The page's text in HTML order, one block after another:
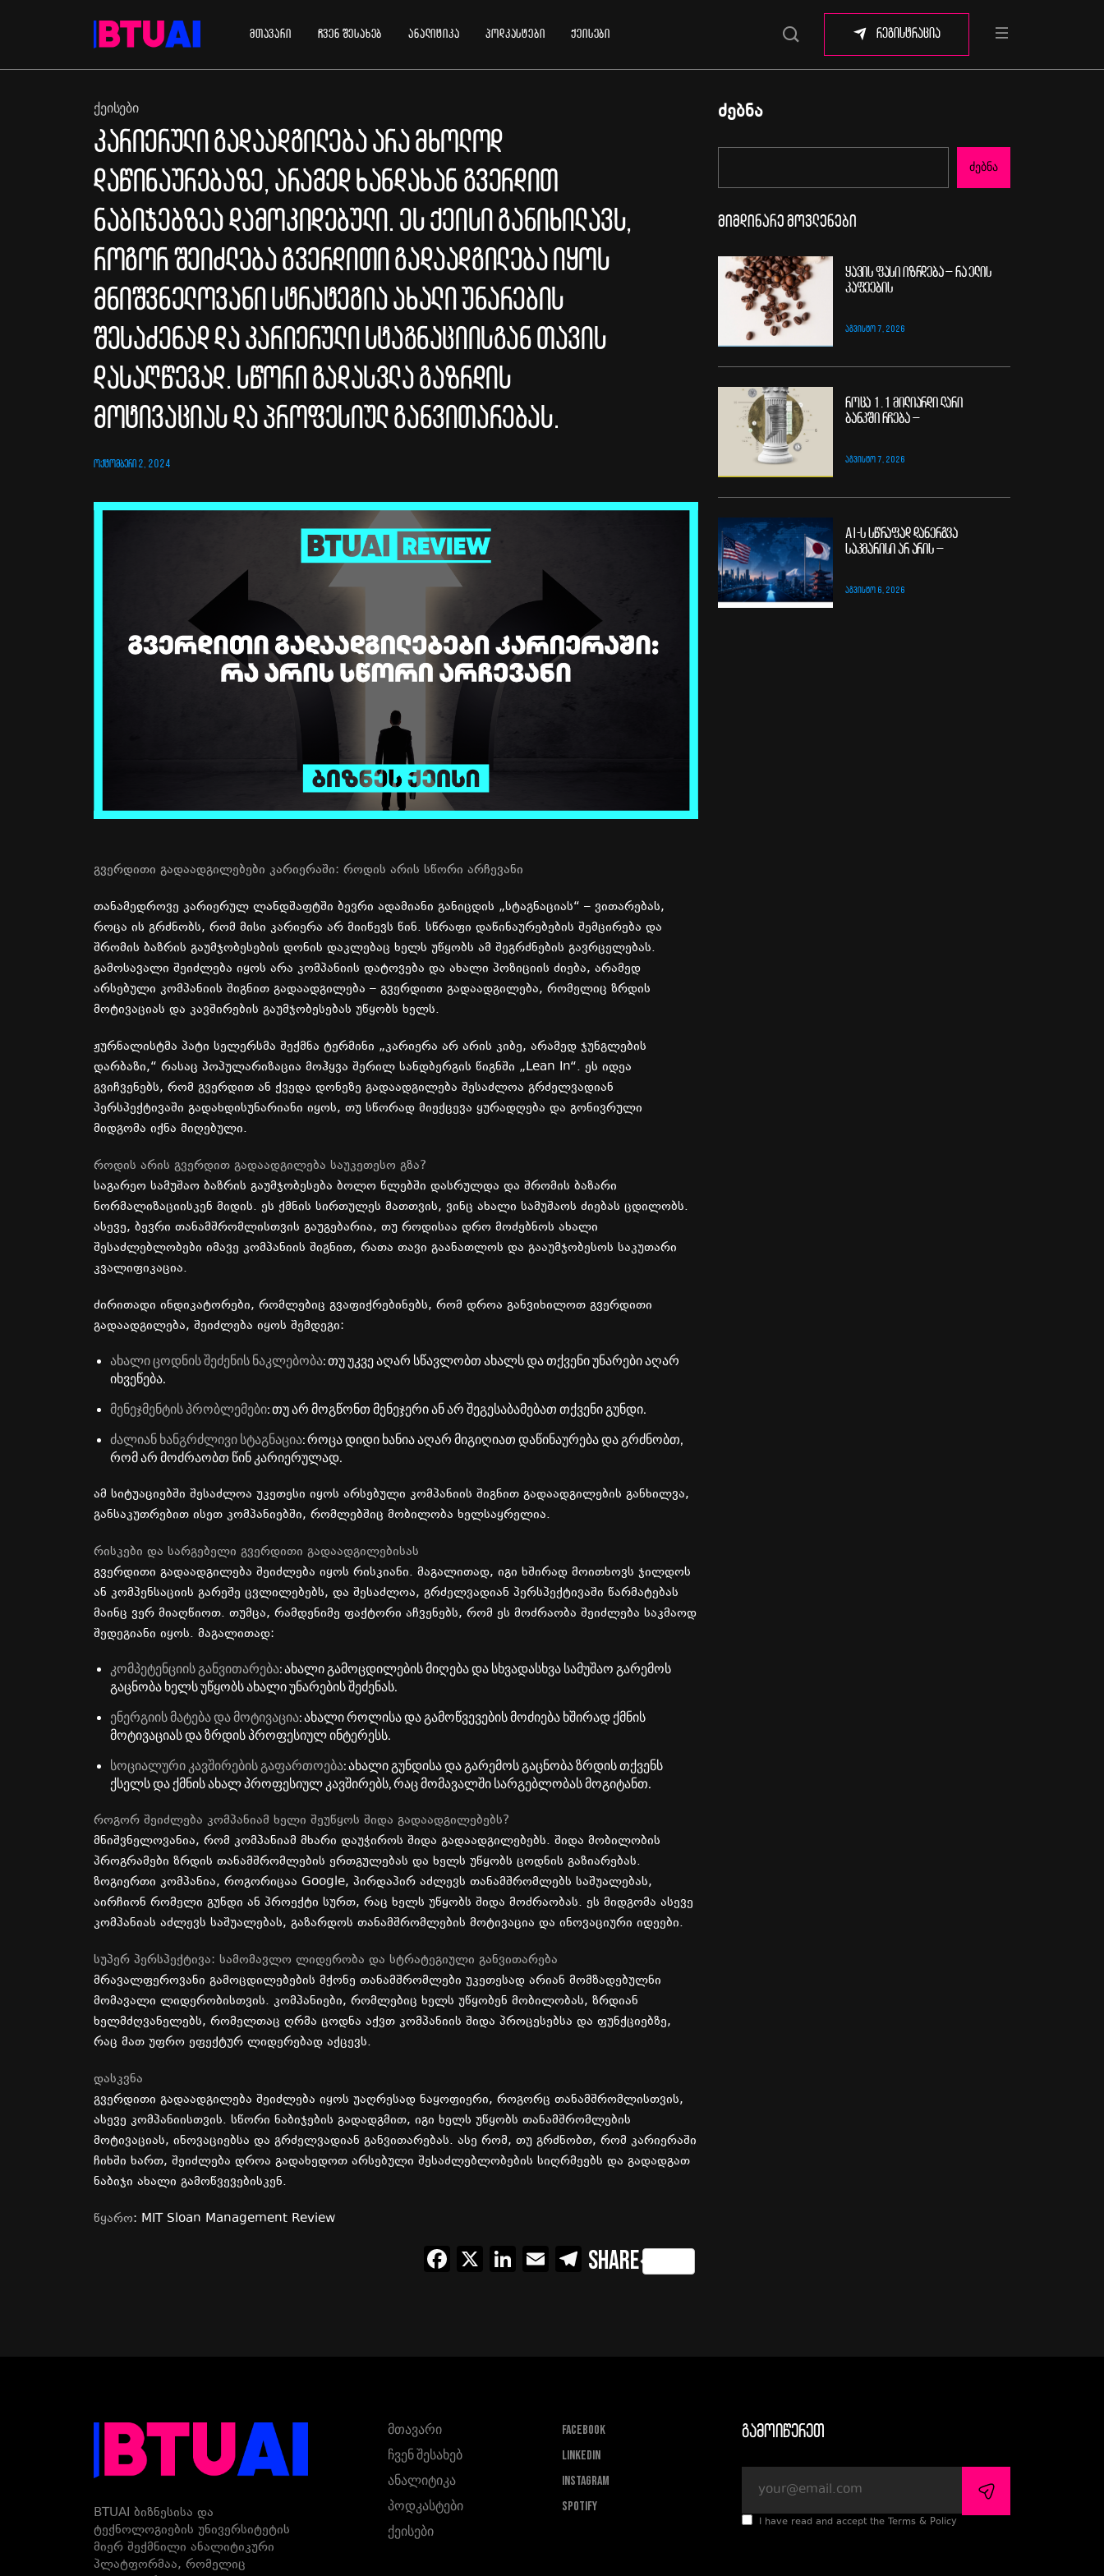
მთავარი ჩვენ შესახებ ანალიტიკა პოდკასტები ქეისები რეგისტრაცია
ᲥᲔᲘᲡᲔᲑᲘ
კარიერული გადაადგილება არა მხოლოდ
დაწინაურებაზე, არამედ ხანდახან გვერდით
ნაბიჯებზეა დამოკიდებული. ეს ქეისი განიხილავს,
როგორ შეიძლება გვერდითი გადაადგილება იყოს
მნიშვნელოვანი სტრატეგია ახალი უნარების
შესაძენად და კარიერული სტაგნაციისგან თავის
დასაღწევად. სწორი გადასვლა გაზრდის
მოტივაციას და პროფესიულ განვითარებას.
ᲝᲥᲢᲝᲛᲑᲔᲠᲘ 2, 2024
გვერდითი გადაადგილებები კარიერაში: როდის არის სწორი არჩევანი
თანამედროვე კარიერულ ლანდშაფტში ბევრი ადამიანი განიცდის „სტაგნაციას“ – ვითარებას,
როცა ის გრძნობს, რომ მისი კარიერა არ მიიწევს წინ. სწრაფი დაწინაურებების შემცირება და
შრომის ბაზრის გაუმჯობესების დონის დაკლებაც ხელს უწყობს ამ შეგრძნების გავრცელებას.
გამოსავალი შეიძლება იყოს არა კომპანიის დატოვება და ახალი პოზიციის ძიება, არამედ
არსებული კომპანიის შიგნით გადაადგილება – გვერდითი გადაადგილება, რომელიც ზრდის
მოტივაციას და კავშირების გაუმჯობესებას უწყობს ხელს.
ჟურნალისტმა პატი სელერსმა შექმნა ტერმინი „კარიერა არ არის კიბე, არამედ ჯუნგლების
დარბაზი,“ რასაც პოპულარიზაცია მოჰყვა შერილ სანდბერგის წიგნში „Lean In“. ეს იდეა
გვიჩვენებს, რომ გვერდით ან ქვედა დონეზე გადაადგილება შესაძლოა გრძელვადიან
პერსპექტივაში გადახდისუნარიანი იყოს, თუ სწორად მიექცევა ყურადღება და გონივრული
მიდგომა იქნა მიღებული.
როდის არის გვერდით გადაადგილება საუკეთესო გზა?
საგარეო სამუშაო ბაზრის გაუმჯობესება ბოლო წლებში დასრულდა და შრომის ბაზარი
ნორმალიზაციისკენ მიდის. ეს ქმნის სირთულეს მათთვის, ვინც ახალი სამუშაოს ძიებას ცდილობს.
ასევე, ბევრი თანამშრომლისთვის გაუგებარია, თუ როდისაა დრო მოძებნოს ახალი
შესაძლებლობები იმავე კომპანიის შიგნით, რათა თავი გაანათლოს და გააუმჯობესოს საკუთარი
კვალიფიკაცია.
ძირითადი ინდიკატორები, რომლებიც გვაფიქრებინებს, რომ დროა განვიხილოთ გვერდითი
გადაადგილება, შეიძლება იყოს შემდეგი:
ახალიცოდნისშეძენის ნაკლებობა:თუუკვეაღარ სწავლობთ ახალსდათქვენიუნარებიაღარ
იხვეწება.
მენეჯმენტისპრობლემები:თუარ მოგწონთ მენეჯერიანარ შეგესაბამებათ თქვენიგუნდი.
ძალიან ხანგრძლივი სტაგნაცია:როცადიდი ხანიააღარ მიგიღიათ დაწინაურებადაგრძნობთ,
რომარ მოძრაობთ წინ კარიერულად.
ამ სიტუაციებში შესაძლოა უკეთესი იყოს არსებული კომპანიის შიგნით გადაადგილების განხილვა,
განსაკუთრებით ისეთ კომპანიებში, რომლებშიც მობილობა ხელსაყრელია.
რისკები და სარგებელი გვერდითი გადაადგილებისას
გვერდითი გადაადგილება შეიძლება იყოს რისკიანი. მაგალითად, იგი ხშირად მოითხოვს ჯილდოს
ან კომპენსაციის გარეშე ცვლილებებს, და შესაძლოა, გრძელვადიან პერსპექტივაში წარმატებას
მაინც ვერ მიაღწიოთ. თუმცა, რამდენიმე ფაქტორი აჩვენებს, რომ ეს მოძრაობა შეიძლება საკმაოდ
შედეგიანი იყოს. მაგალითად:
კომპეტენციისგანვითარება:ახალიგამოცდილებისმიღებადა სხვადასხვა სამუშაო გარემოს
გაცნობა ხელსუწყობსახალიუნარებისშეძენას.
ენერგიისმატებადამოტივაცია:ახალიროლისადაგამოწვევებისმოძიება ხშირად ქმნის
მოტივაციასდაზრდისპროფესიულინტერესს.
სოციალური კავშირებისგაფართოება:ახალიგუნდისადაგარემოსგაცნობაზრდისთქვენს
ქსელსდა ქმნისახალპროფესიულ კავშირებს,რაცმომავალში სარგებლობასმოგიტანთ.
როგორ შეიძლება კომპანიამ ხელი შეუწყოს შიდა გადაადგილებებს?
მნიშვნელოვანია, რომ კომპანიამ მხარი დაუჭიროს შიდა გადაადგილებებს. შიდა მობილობის
პროგრამები ზრდის თანამშრომლების ერთგულებას და ხელს უწყობს ცოდნის გაზიარებას.
ზოგიერთი კომპანია, როგორიცაა Google, პირდაპირ აძლევს თანამშრომლებს საშუალებას,
აირჩიონ რომელი გუნდი ან პროექტი სურთ, რაც ხელს უწყობს შიდა მოძრაობას. ეს მიდგომა ასევე
კომპანიას აძლევს საშუალებას, გაზარდოს თანამშრომლების მოტივაცია და ინოვაციური იდეები.
სუპერ პერსპექტივა: სამომავლო ლიდერობა და სტრატეგიული განვითარება
მრავალფეროვანი გამოცდილებების მქონე თანამშრომლები უკეთესად არიან მომზადებულნი
მომავალი ლიდერობისთვის. კომპანიები, რომლებიც ხელს უწყობენ მობილობას, ზრდიან
ხელმძღვანელებს, რომელთაც ღრმა ცოდნა აქვთ კომპანიის შიდა პროცესებსა და ფუნქციებზე,
რაც მათ უფრო ეფექტურ ლიდერებად აქცევს.
დასკვნა
გვერდითი გადაადგილება შეიძლება იყოს უაღრესად ნაყოფიერი, როგორც თანამშრომლისთვის,
ასევე კომპანიისთვის. სწორი ნაბიჯების გადადგმით, იგი ხელს უწყობს თანამშრომლების
მოტივაციას, ინოვაციებსა და გრძელვადიან განვითარებას. ასე რომ, თუ გრძნობთ, რომ კარიერაში
ჩიხში ხართ, შეიძლება დროა გადახედოთ არსებული შესაძლებლობების სიღრმეებს და გადადგათ
ნაბიჯი ახალი გამოწვევებისკენ.
წყარო: MIT Sloan Management Review
Facebook
X LinkedInEmailTelegram
Share
ძებნა
Ძებნა
მიმდინარე მოვლენები
ყავის ფასი იზრდება – რა ელის
კაფეების
ᲐᲒᲕᲘᲡᲢᲝ 7, 2026
როცა 1.1 მილიარდი ლარი
ბანკში რჩება –
ᲐᲒᲕᲘᲡᲢᲝ 7, 2026
AI-ს სწრაფად დანერგვა
საკმარისი არ არის –
ᲐᲒᲕᲘᲡᲢᲝ 6, 2026
BTUAI ბიზნესისა და
ტექნოლოგიების უნივერსიტეტის
მიერ შექმნილი ანალიტიკური
პლატფორმაა, რომელიც
მთავარი
ჩვენ შესახებ
ანალიტიკა
პოდკასტები
ქეისები
FACEBOOK
LINKEDIN
INSTAGRAM
SPOTIFY
გამოიწერეთ
I have read and accept the Terms & Policy